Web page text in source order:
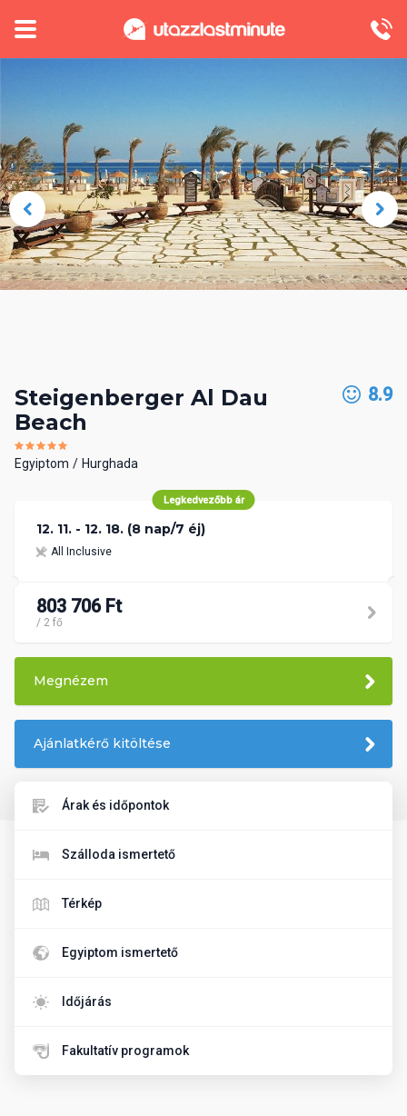
Steigenberger Al Dau
Beach
Egyiptom Hurghada
8.9
Legkedvezőbb ár
12. 11. - 12. 18. (8 nap/7 éj)
All Inclusive
803 706 Ft
/ 2 fő
Megnézem
Ajánlatkérő kitöltése
Árak és időpontok
Szálloda ismertető
Térkép
Egyiptom ismertető
Időjárás
Fakultatív programok